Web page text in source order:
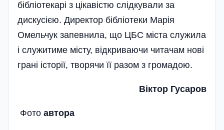
бібліотекарі з цікавістю слідкували за
дискусією. Директор бібліотеки Марія
Омельчук запевнила, що ЦБС міста служила
і служитиме місту, відкриваючи читачам нові
грані історії, творячи її разом з громадою.
Віктор Гусаров
Фото автора